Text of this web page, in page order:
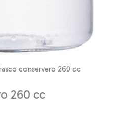
conservero 260 cc
260 cc